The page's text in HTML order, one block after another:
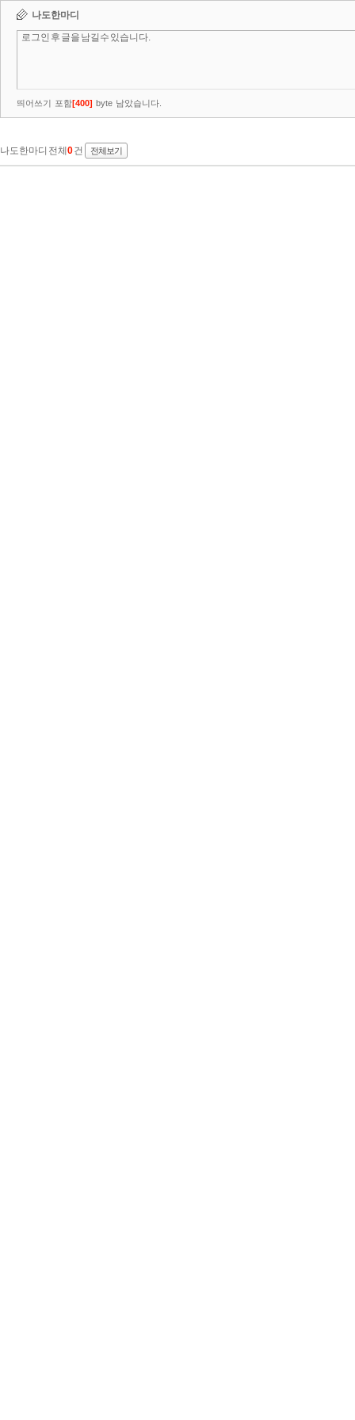
나도한마디
띄어쓰기 포함[400] byte 남았습니다.
나도한마디 전체 0건 전체보기